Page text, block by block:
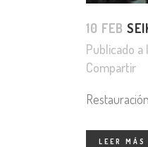
10 FEB
Publicado a
Compartir
LEER MÁS